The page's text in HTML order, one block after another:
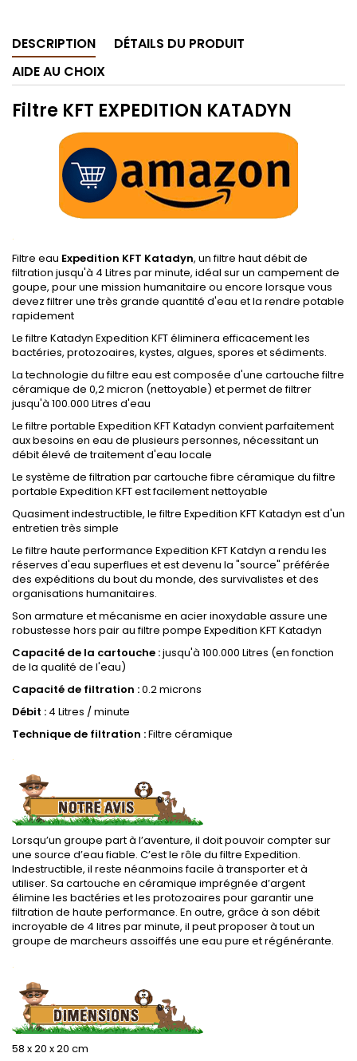
DESCRIPTION
DÉTAILS DU PRODUIT
AIDE AU CHOIX
Filtre KFT EXPEDITION KATADYN
.
Filtre eau Expedition KFT Katadyn, un filtre haut débit de
filtration jusqu'à 4 Litres par minute, idéal sur un campement de
goupe, pour une mission humanitaire ou encore lorsque vous
devez filtrer une très grande quantité d'eau et la rendre potable
rapidement
Le filtre Katadyn Expedition KFT éliminera efficacement les
bactéries, protozoaires, kystes, algues, spores et sédiments.
La technologie du filtre eau est composée d'une cartouche filtre
céramique de 0,2 micron (nettoyable) et permet de filtrer
jusqu'à 100.000 Litres d'eau
Le filtre portable Expedition KFT Katadyn convient parfaitement
aux besoins en eau de plusieurs personnes, nécessitant un
débit élevé de traitement d'eau locale
Le système de filtration par cartouche fibre céramique du filtre
portable Expedition KFT est facilement nettoyable
Quasiment indestructible, le filtre Expedition KFT Katadyn est d'un
entretien très simple
Le filtre haute performance Expedition KFT Katdyn a rendu les
réserves d'eau superflues et est devenu la "source" préférée
des expéditions du bout du monde, des survivalistes et des
organisations humanitaires.
Son armature et mécanisme en acier inoxydable assure une
robustesse hors pair au filtre pompe Expedition KFT Katadyn
Capacité de la cartouche :jusqu'à 100.000 Litres (en fonction
de la qualité de l'eau)
Capacité de filtration :0.2 microns
Débit : 4 Litres / minute
Technique de filtration :Filtre céramique
.
Lorsqu’un groupe part à l’aventure, il doit pouvoir compter sur
une source d’eau fiable. C’est le rôle du filtre Expedition.
Indestructible, il reste néanmoins facile à transporter et à
utiliser. Sa cartouche en céramique imprégnée d’argent
élimine les bactéries et les protozoaires pour garantir une
filtration de haute performance. En outre, grâce à son débit
incroyable de 4 litres par minute, il peut proposer à tout un
groupe de marcheurs assoiffés une eau pure et régénérante.
.
58 x 20 x 20 cm